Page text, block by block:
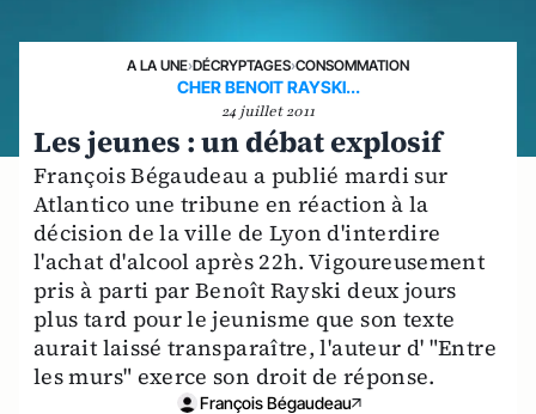
A LA UNE›DÉCRYPTAGES›CONSOMMATION
CHER BENOIT RAYSKI...
24 juillet 2011
Les jeunes : un débat explosif
François Bégaudeau a publié mardi sur
Atlantico une tribune en réaction à la
décision de la ville de Lyon d'interdire
l'achat d'alcool après 22h. Vigoureusement
pris à parti par Benoît Rayski deux jours
plus tard pour le jeunisme que son texte
aurait laissé transparaître, l'auteur d' "Entre
les murs" exerce son droit de réponse.
François Bégaudeau